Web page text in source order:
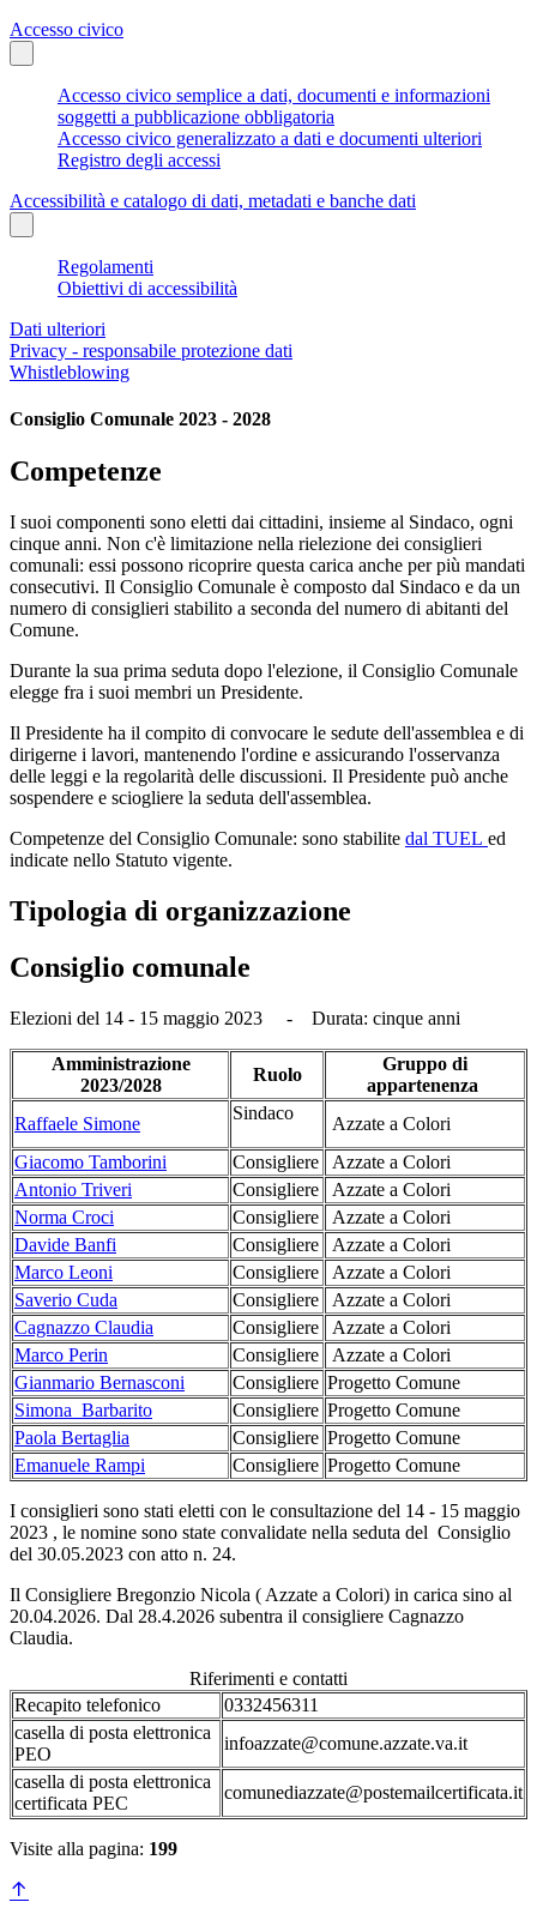
Accesso civico
Accesso civico semplice a dati, documenti e informazioni
soggetti a pubblicazione obbligatoria
Accesso civico generalizzato a dati e documenti ulteriori
Registro degli accessi
Accessibilità e catalogo di dati, metadati e banche dati
Regolamenti
Obiettivi di accessibilità
Dati ulteriori
Privacy - responsabile protezione dati
Whistleblowing
Consiglio Comunale 2023 - 2028
Competenze
I suoi componenti sono eletti dai cittadini, insieme al Sindaco, ogni
cinque anni. Non c'è limitazione nella rielezione dei consiglieri
comunali: essi possono ricoprire questa carica anche per più mandati
consecutivi. Il Consiglio Comunale è composto dal Sindaco e da un
numero di consiglieri stabilito a seconda del numero di abitanti del
Comune.
Durante la sua prima seduta dopo l'elezione, il Consiglio Comunale
elegge fra i suoi membri un Presidente.
Il Presidente ha il compito di convocare le sedute dell'assemblea e di
dirigerne i lavori, mantenendo l'ordine e assicurando l'osservanza
delle leggi e la regolarità delle discussioni. Il Presidente può anche
sospendere e sciogliere la seduta dell'assemblea.
Competenze del Consiglio Comunale: sono stabilite dal TUEL ed
indicate nello Statuto vigente.
Tipologia di organizzazione
Consiglio comunale
Elezioni del 14 - 15 maggio 2023 - Durata: cinque anni
Amministrazione
2023/2028
Ruolo
Gruppo di
appartenenza
Raffaele Simone
Sindaco
Azzate a Colori
Giacomo Tamborini
Consigliere
Azzate a Colori
Antonio Triveri
Consigliere
Azzate a Colori
Norma Croci
Consigliere
Azzate a Colori
Davide Banfi
Consigliere
Azzate a Colori
Marco Leoni
Consigliere
Azzate a Colori
Saverio Cuda
Consigliere
Azzate a Colori
Cagnazzo Claudia
Consigliere
Azzate a Colori
Marco Perin
Consigliere
Azzate a Colori
Gianmario Bernasconi
Consigliere Progetto Comune
Simona Barbarito
Consigliere Progetto Comune
Paola Bertaglia
Consigliere Progetto Comune
Emanuele Rampi
Consigliere Progetto Comune
I consiglieri sono stati eletti con le consultazione del 14 - 15 maggio
2023 , le nomine sono state convalidate nella seduta del Consiglio
del 30.05.2023 con atto n. 24.
Il Consigliere Bregonzio Nicola ( Azzate a Colori) in carica sino al
20.04.2026. Dal 28.4.2026 subentra il consigliere Cagnazzo
Claudia.
Riferimenti e contatti
Recapito telefonico
0332456311
casella di posta elettronica
PEO
infoazzate@comune.azzate.va.it
casella di posta elettronica
certificata PEC
comunediazzate@postemailcertificata.it
Visite alla pagina: 199